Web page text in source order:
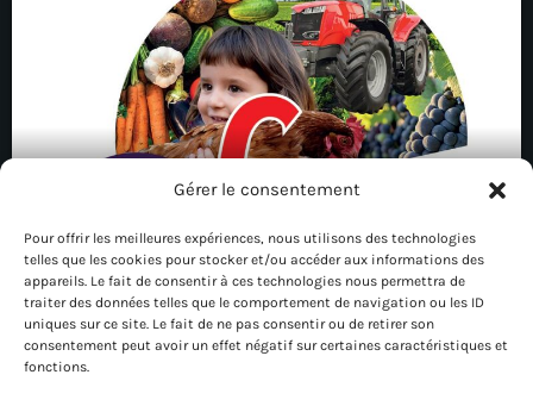
Gérer le consentement
Pour offrir les meilleures expériences, nous utilisons des technologies
telles que les cookies pour stocker et/ou accéder aux informations des
appareils. Le fait de consentir à ces technologies nous permettra de
traiter des données telles que le comportement de navigation ou les ID
uniques sur ce site. Le fait de ne pas consentir ou de retirer son
consentement peut avoir un effet négatif sur certaines caractéristiques et
fonctions.
Edition 80 : la foire de Châlons